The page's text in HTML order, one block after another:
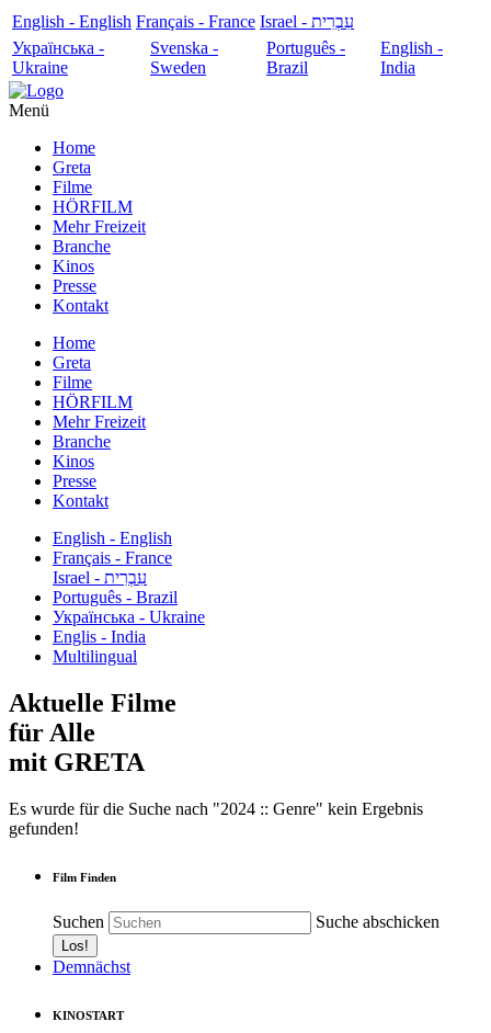
English - English Français - France
עִבְרִית - Israel
Українська -
Ukraine
Svenska -
Sweden
Português -
Brazil
English -
India
Menü
Home
Greta
Filme
HÖRFILM
Mehr Freizeit
Branche
Kinos
Presse
Kontakt
Home
Greta
Filme
HÖRFILM
Mehr Freizeit
Branche
Kinos
Presse
Kontakt
English - English
Français - France
עִבְרִית - Israel
Português - Brazil
Українська - Ukraine
Englis - India
Multilingual
Aktuelle Filme
für Alle
mit GRETA
Es wurde für die Suche nach "2024 :: Genre" kein Ergebnis
gefunden!
Film Finden
Suchen Suche abschicken
Demnächst
KINOSTART